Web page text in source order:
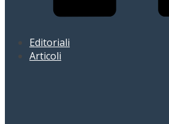
Editoriali
Articoli